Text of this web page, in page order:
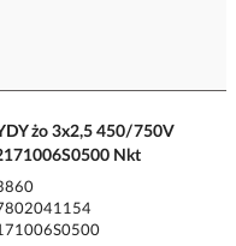
żo 3x2,5 450/750V
Nkt